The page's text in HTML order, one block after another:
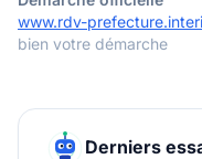
www.rdv-
bien votre démarche
Derniers